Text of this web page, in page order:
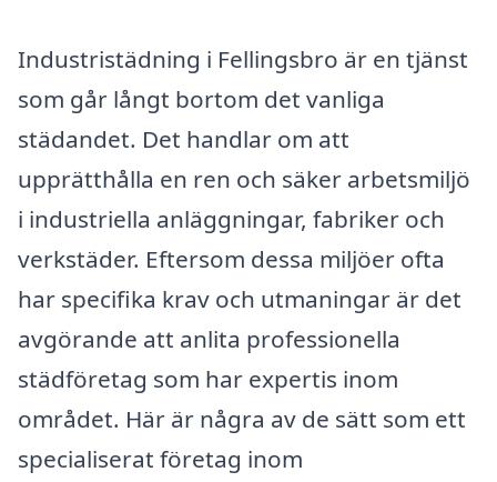
Industristädning i Fellingsbro är en tjänst
som går långt bortom det vanliga
städandet. Det handlar om att
upprätthålla en ren och säker arbetsmiljö
i industriella anläggningar, fabriker och
verkstäder. Eftersom dessa miljöer ofta
har specifika krav och utmaningar är det
avgörande att anlita professionella
städföretag som har expertis inom
området. Här är några av de sätt som ett
specialiserat företag inom